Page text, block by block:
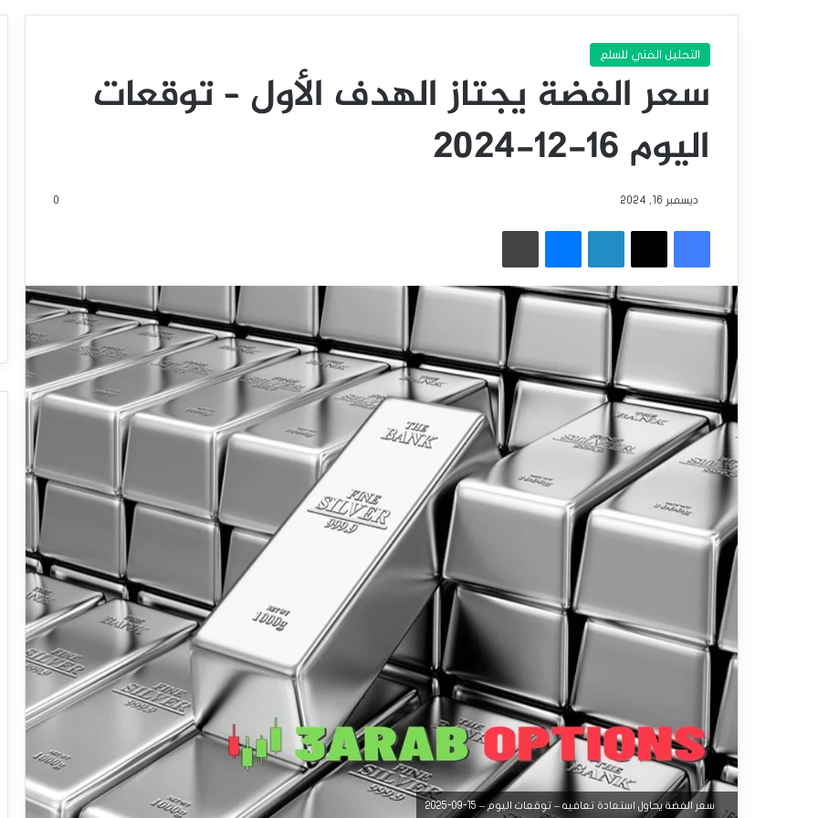
التحليل الفني للسلع
سعر الفضة يجتاز الهدف الأول – توقعات
اليوم 16-12-2024
ديسمبر 16, 2024 0
فيسبوك
‫X لينكدإن ماسنجر طباعة
سعر الفضة يحاول استعادة تعافيه – توقعات اليوم – 15-09-2025